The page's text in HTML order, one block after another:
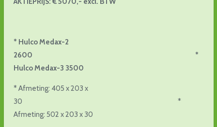
* Hulco Medax-2
2600 *
Hulco Medax-3 3500
* Afmeting: 405 x 203 x
30 *
Afmeting: 502 x 203 x 30